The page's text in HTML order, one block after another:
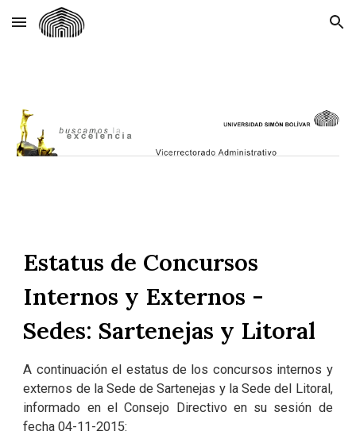
Skip to main content Skip to navigation
Estatus de Concursos
Internos y Externos -
Sedes: Sartenejas y Litoral
A continuación el estatus de los concursos internos y
externos de la Sede de Sartenejas y la Sede del Litoral,
informado en el Consejo Directivo en su sesión de
fecha 04-11-2015: